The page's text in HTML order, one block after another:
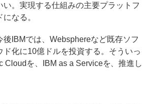
い。実現する仕組みの主要プラットフ
なる。
IBMでは、Websphereなど既存ソフ
ド化に10億ドルを投資する。そういっ
Cloudを、IBM as a Serviceを、推進し